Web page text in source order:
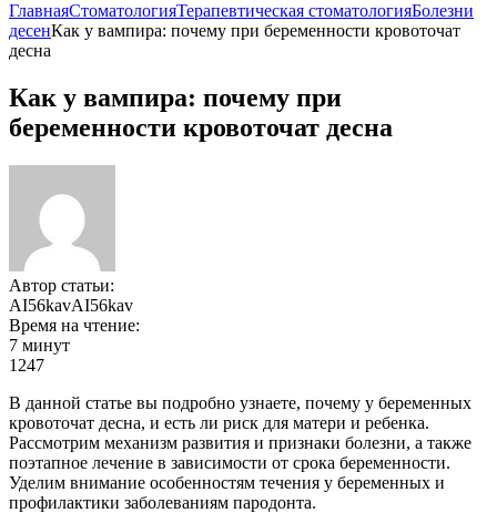
ГлавнаяСтоматологияТерапевтическая стоматологияБолезни
десенКак у вампира: почему при беременности кровоточат
десна
Как у вампира: почему при
беременности кровоточат десна
Автор статьи:
AI56kavAI56kav
Время на чтение:
7 минут
1247
В данной статье вы подробно узнаете, почему у беременных
кровоточат десна, и есть ли риск для матери и ребенка.
Рассмотрим механизм развития и признаки болезни, а также
поэтапное лечение в зависимости от срока беременности.
Уделим внимание особенностям течения у беременных и
профилактики заболеваниям пародонта.